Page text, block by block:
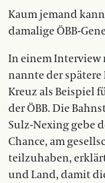
Kaum jemand
damalige ÖBB-
In einem
nannte der
Kreuz als Beispiel
der ÖBB. Die
Sulz-Nexing gebe
Chance, am
teilzuhaben,
und Land, damit